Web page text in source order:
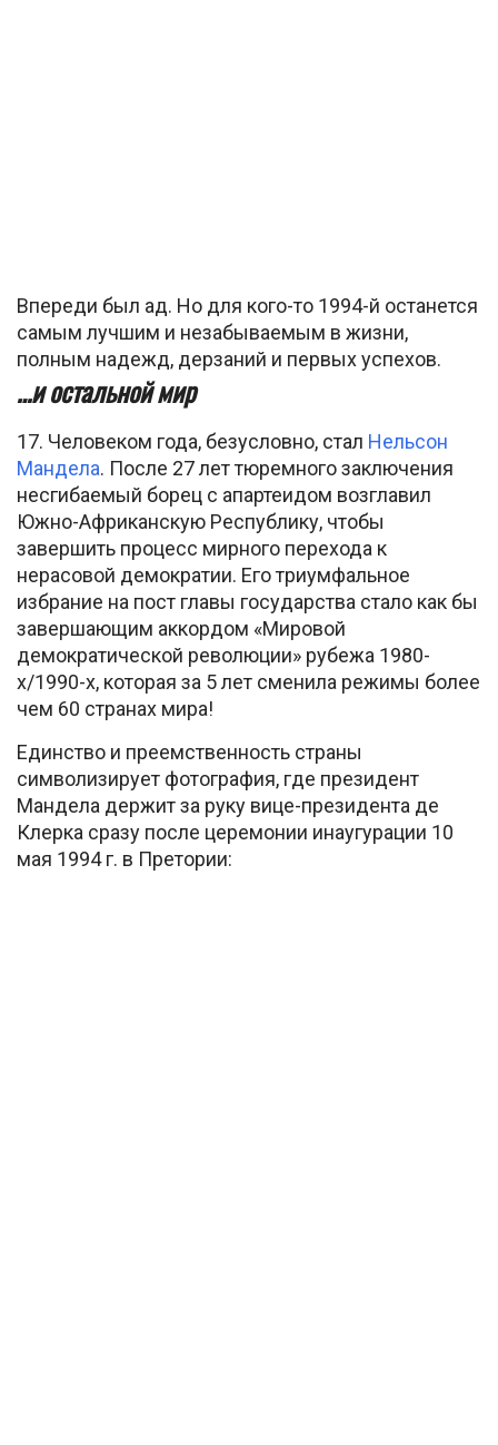
Впереди был ад. Но для кого-то 1994-й останется
самым лучшим и незабываемым в жизни,
полным надежд, дерзаний и первых успехов.
…и остальной мир
17. Человеком года, безусловно, стал Нельсон
Мандела. После 27 лет тюремного заключения
несгибаемый борец с апартеидом возглавил
Южно-Африканскую Республику, чтобы
завершить процесс мирного перехода к
нерасовой демократии. Его триумфальное
избрание на пост главы государства стало как бы
завершающим аккордом «Мировой
демократической революции» рубежа 1980-
х/1990-х, которая за 5 лет сменила режимы более
чем 60 странах мира!
Единство и преемственность страны
символизирует фотография, где президент
Мандела держит за руку вице-президента де
Клерка сразу после церемонии инаугурации 10
мая 1994 г. в Претории: